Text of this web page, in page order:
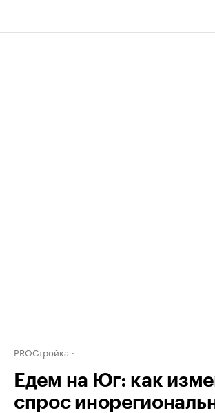
PROСтройка
Едем на Юг: как
спрос